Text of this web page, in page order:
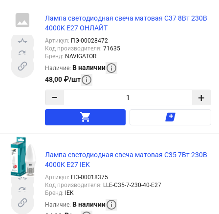
Лампа светодиодная свеча матовая C37 8Вт 230В
4000K E27 ОНЛАЙТ
Артикул: ПЭ-00028472
Код производителя: 71635
Бренд: NAVIGATOR
Наличие: В наличии
48,00 ₽/шт
− +
Лампа светодиодная свеча матовая C35 7Вт 230В
4000К E27 IEK
Артикул: ПЭ-00018375
Код производителя: LLE-C35-7-230-40-E27
Бренд: IEK
Наличие: В наличии